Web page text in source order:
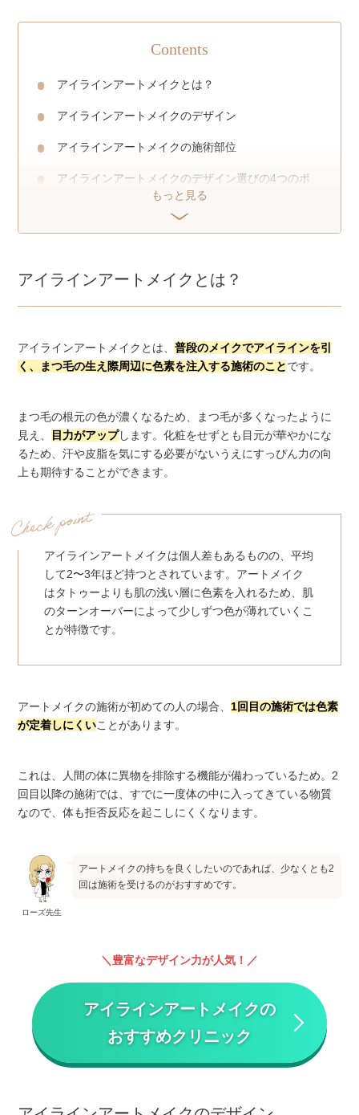
Contents
アイラインアートメイクとは？
アイラインアートメイクのデザイン
アイラインアートメイクの施術部位
アイラインアートメイクのデザイン選びの4つのポ
アイラインアートメイクデザインで失敗しないため
のコツ
アイラインアートメイクに関するよくある質問
アイラインアートメイクデザインのまとめ
もっと見る
アイラインアートメイクとは？
アイラインアートメイクとは、普段のメイクでアイラインを引
く、まつ毛の生え際周辺に色素を注入する施術のことです。
まつ毛の根元の色が濃くなるため、まつ毛が多くなったように
見え、
目力がアップします。化粧をせずとも目元が華やかにな
るため、汗や皮脂を気にする必要がないうえにすっぴん力の向
上も期待することができます。
アイラインアートメイクは個人差もあるものの、平均
して2〜3年ほど持つとされています。アートメイク
はタトゥーよりも肌の浅い層に色素を入れるため、肌
のターンオーバーによって少しずつ色が薄れていくこ
とが特徴です。
アートメイクの施術が初めての人の場合、 1回目の施術では色素
が定着しにくいことがあります。
これは、人間の体に異物を排除する機能が備わっているため。2
回目以降の施術では、すでに一度体の中に入ってきている物質
なので、体も拒否反応を起こしにくくなります。
ローズ先生
アートメイクの持ちを良くしたいのであれば、少なくとも2
回は施術を受けるのがおすすめです。
豊富なデザイン力が人気！
アイラインアートメイクの
おすすめクリニック